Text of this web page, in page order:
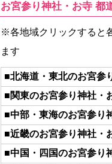
お宮参り神社・お寺 都
※各地域クリックすると
ます
■北海道・東北のお宮参
■関東のお宮参り神社・
■中部・東海のお宮参り
■近畿のお宮参り神社・
■中国・四国のお宮参り